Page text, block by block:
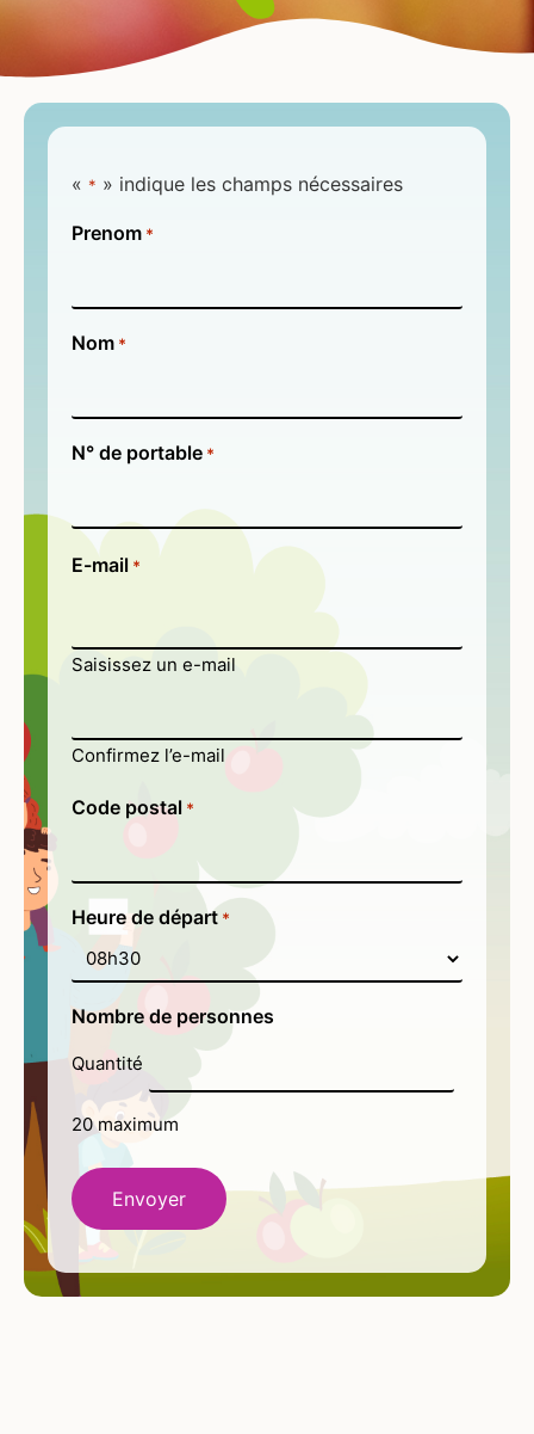
« * » indique les champs nécessaires
Prenom *
Nom *
N° de portable *
E-mail *
Saisissez un e-mail
Confirmez l’e-mail
Code postal *
Heure de départ *
Nombre de personnes
Quantité
20 maximum